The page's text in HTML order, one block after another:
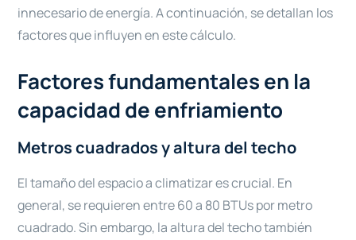
innecesario de energía. A continuación, se detallan los
factores que influyen en este cálculo.
Factores fundamentales en la
capacidad de enfriamiento
Metros cuadrados y altura del techo
El tamaño del espacio a climatizar es crucial. En
general, se requieren entre 60 a 80 BTUs por metro
cuadrado. Sin embargo, la altura del techo también